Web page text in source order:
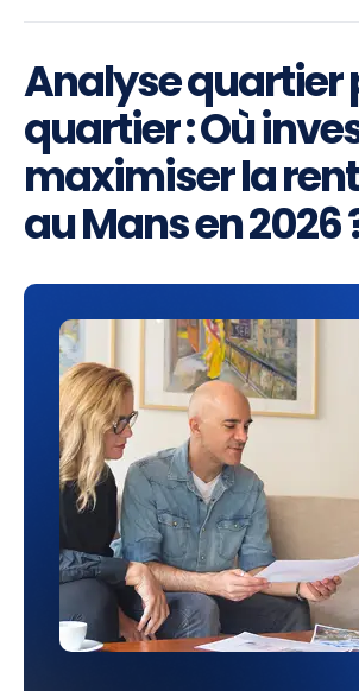
Analyse quartier
quartier : Où
maximiser la
au Mans en 2026